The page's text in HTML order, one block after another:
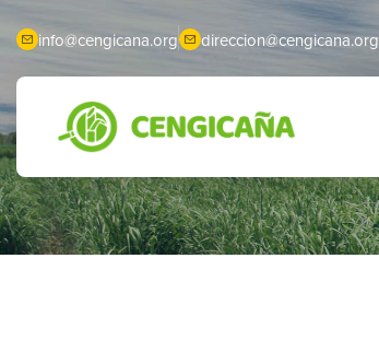
info@cengicana.org direccion@cengicana.org